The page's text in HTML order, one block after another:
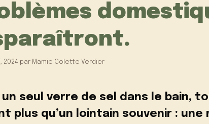
2024 par Mamie Colette Verdier
un seul verre de sel dans le bain,
plus qu’un lointain souvenir :